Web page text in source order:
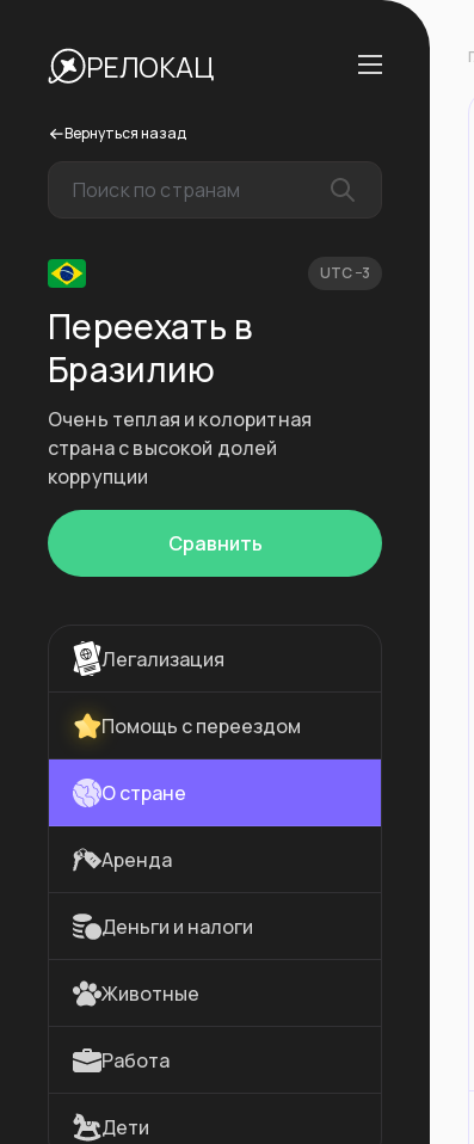
РЕЛОКАЦ
Вернуться назад
UTC −3
Переехать в
Бразилию
Очень теплая и колоритная
страна с высокой долей
коррупции
Сравнить
Легализация
Помощь с переездом
О стране
Аренда
Деньги и налоги
Животные
Работа
Дети